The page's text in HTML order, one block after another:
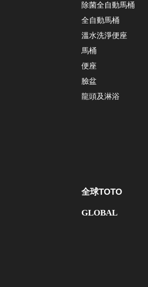
除菌全自動馬桶
全自動馬桶
溫水洗淨便座
馬桶
便座
臉盆
龍頭及淋浴
全球TOTO
GLOBAL